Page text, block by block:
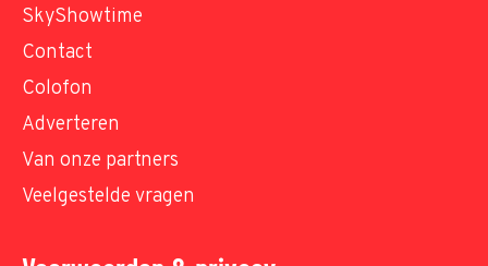
SkyShowtime
Contact
Colofon
Adverteren
Van onze partners
Veelgestelde vragen